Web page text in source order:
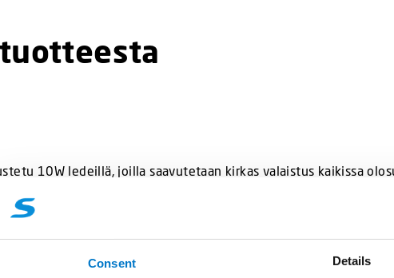
Consent Details
10W ledeillä, joilla saavutetaan kirkas valaistus kaikissa
asennettavaksi:
spot-heijastinta ja kuusi heijastinta leveämmälle
korkeuteen.